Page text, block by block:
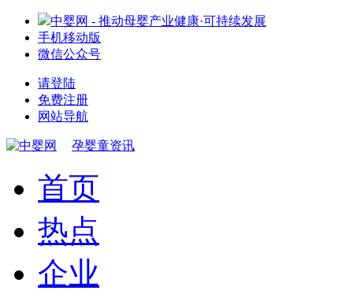
中婴网 - 推动母婴产业健康·可持续发展
手机移动版
微信公众号
请登陆
免费注册
网站导航
孕婴童资讯
首页
热点
企业